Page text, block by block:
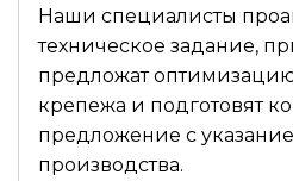
Наши специалисты
техническое задание,
предложат
крепежа и подготовят
предложение с
производства.